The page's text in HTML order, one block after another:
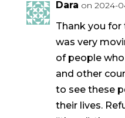
Dara on 2024-
Thank you
was very
of people
and other
to see these
their lives.